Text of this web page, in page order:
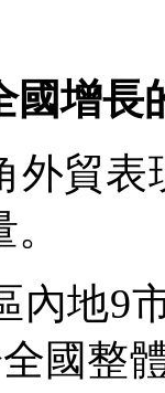
國增長
貿表
地9市
國整